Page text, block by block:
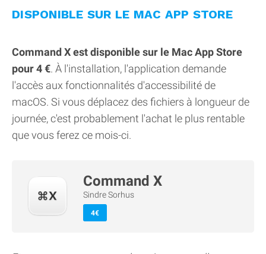
DISPONIBLE SUR LE MAC APP STORE
Command X est disponible sur le Mac App Store
pour 4 €. À l'installation, l'application demande
l'accès aux fonctionnalités d'accessibilité de
macOS. Si vous déplacez des fichiers à longueur de
journée, c'est probablement l'achat le plus rentable
que vous ferez ce mois-ci.
Command X
Sindre Sorhus
4€